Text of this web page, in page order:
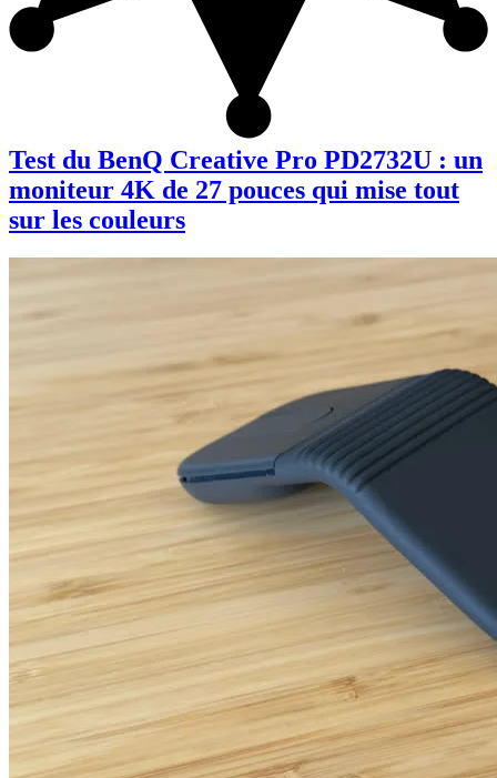
Test du BenQ Creative Pro PD2732U : un
moniteur 4K de 27 pouces qui mise tout
sur les couleurs